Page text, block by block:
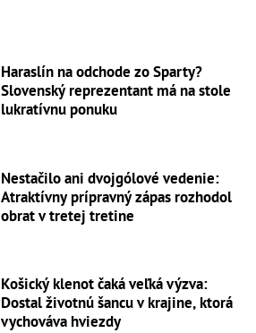
Haraslín na odchode zo Sparty?
Slovenský reprezentant má na stole
lukratívnu ponuku
Nestačilo ani dvojgólové vedenie:
Atraktívny prípravný zápas rozhodol
obrat v tretej tretine
Košický klenot čaká veľká výzva:
Dostal životnú šancu v krajine, ktorá
vychováva hviezdy